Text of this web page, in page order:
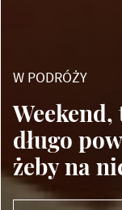
W PODRÓŻY
Weekend,
długo
żeby na